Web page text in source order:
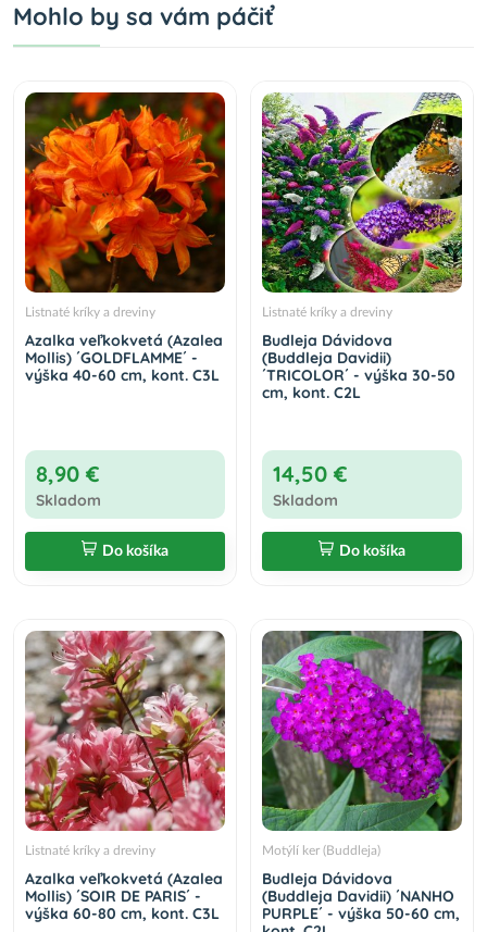
Mohlo by sa vám páčiť
Listnaté kríky a dreviny
Azalka veľkokvetá (Azalea
Mollis) ´GOLDFLAMME´ -
výška 40-60 cm, kont. C3L
8,90 €
Skladom
Do košíka
Listnaté kríky a dreviny
Budleja Dávidova
(Buddleja Davidii)
´TRICOLOR´ - výška 30-50
cm, kont. C2L
14,50 €
Skladom
Do košíka
Listnaté kríky a dreviny
Azalka veľkokvetá (Azalea
Mollis) ´SOIR DE PARIS´ -
výška 60-80 cm, kont. C3L
Motýlí ker (Buddleja)
Budleja Dávidova
(Buddleja Davidii) ´NANHO
PURPLE´ - výška 50-60 cm,